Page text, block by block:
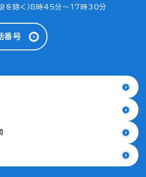
を除く）8時45分～17時30分
番号